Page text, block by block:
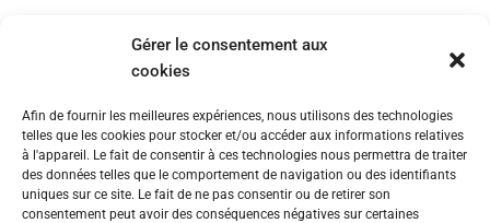
Gérer le consentement aux
cookies
Afin de fournir les meilleures expériences, nous utilisons des technologies
telles que les cookies pour stocker et/ou accéder aux informations relatives
à l'appareil. Le fait de consentir à ces technologies nous permettra de traiter
des données telles que le comportement de navigation ou des identifiants
uniques sur ce site. Le fait de ne pas consentir ou de retirer son
consentement peut avoir des conséquences négatives sur certaines